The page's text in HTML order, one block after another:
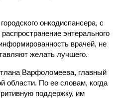
онкодиспансера, с
энтерального
врачей, не
желать лучшего.
Варфоломеева, главный
области. По ее словам, когда
поддержку, им